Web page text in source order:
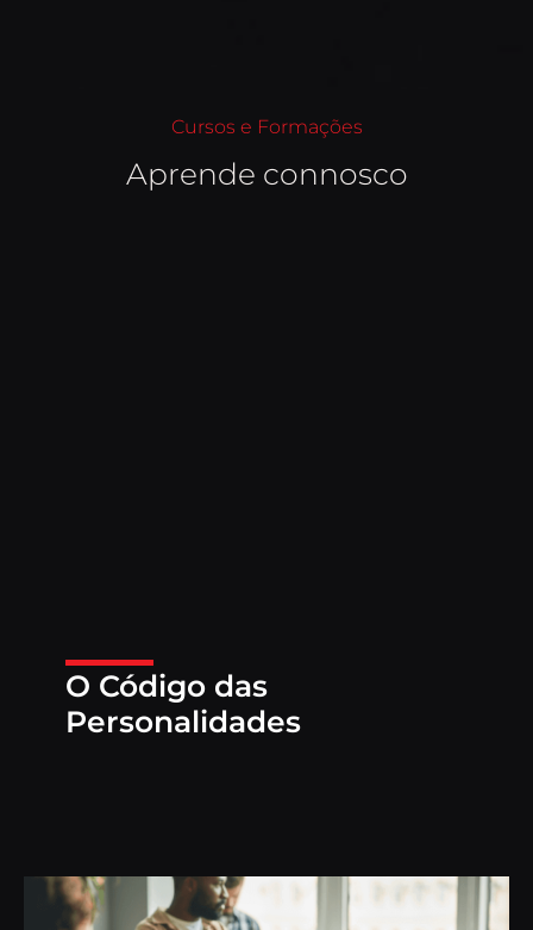
Cursos e Formações
Aprende connosco
O Código das
Personalidades